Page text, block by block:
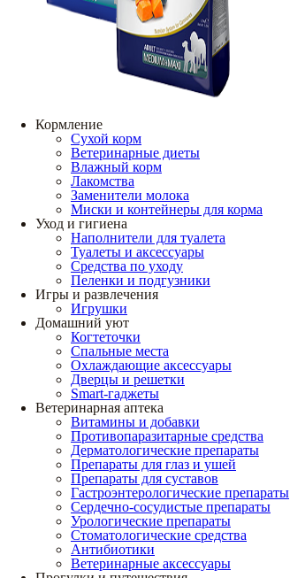
Кормление
Сухой корм
Ветеринарные диеты
Влажный корм
Лакомства
Заменители молока
Миски и контейнеры для корма
Уход и гигиена
Наполнители для туалета
Туалеты и аксессуары
Средства по уходу
Пеленки и подгузники
Игры и развлечения
Игрушки
Домашний уют
Когтеточки
Спальные места
Охлаждающие аксессуары
Дверцы и решетки
Smart-гаджеты
Ветеринарная аптека
Витамины и добавки
Противопаразитарные средства
Дерматологические препараты
Препараты для глаз и ушей
Препараты для суставов
Гастроэнтерологические препараты
Сердечно-сосудистые препараты
Урологические препараты
Стоматологические средства
Антибиотики
Ветеринарные аксессуары